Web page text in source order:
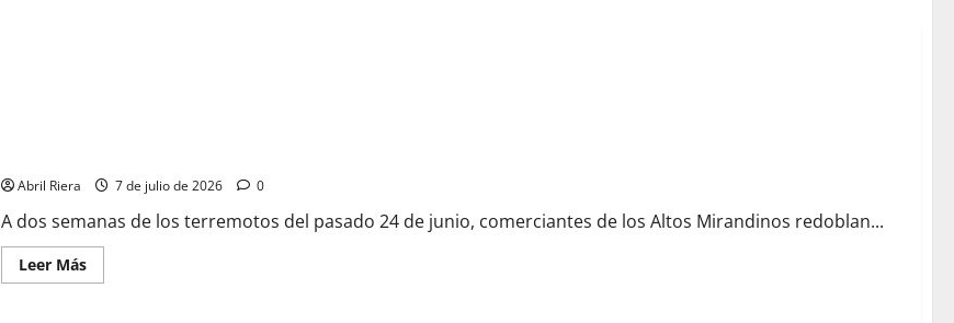
Abril Riera 7 de julio de 2026 0
A dos semanas de los terremotos del pasado 24 de junio, comerciantes de los Altos Mirandinos redoblan...
Leer Más